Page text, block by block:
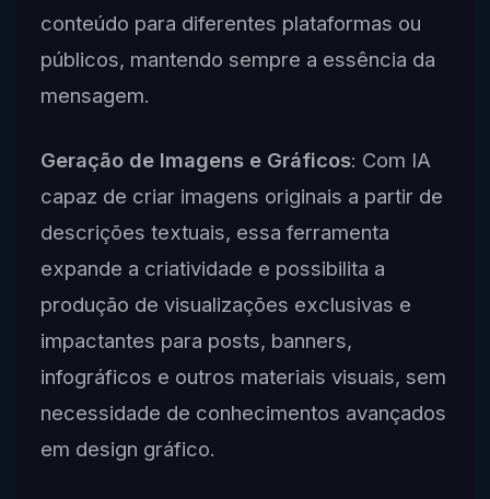
conteúdo para diferentes plataformas ou
públicos, mantendo sempre a essência da
mensagem.
Geração de Imagens e Gráficos: Com IA
capaz de criar imagens originais a partir de
descrições textuais, essa ferramenta
expande a criatividade e possibilita a
produção de visualizações exclusivas e
impactantes para posts, banners,
infográficos e outros materiais visuais, sem
necessidade de conhecimentos avançados
em design gráfico.